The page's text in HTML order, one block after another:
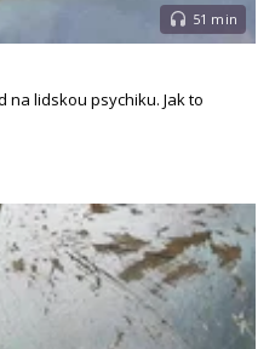
51 min
lidskou psychiku. Jak to